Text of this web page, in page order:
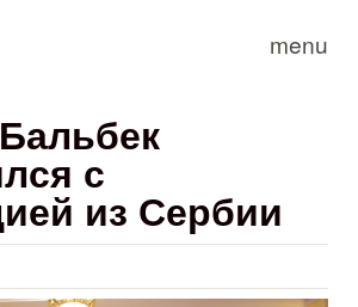
menu
с
из Сербии